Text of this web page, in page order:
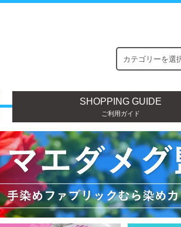
SHOPPING GUIDE
ご利用ガイド